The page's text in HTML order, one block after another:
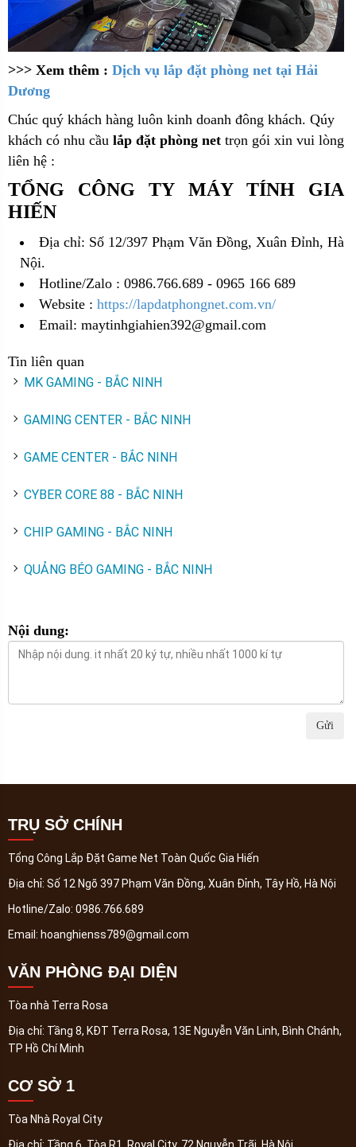
>>> Xem thêm : Dịch vụ lắp đặt phòng net tại Hải
Dương
Chúc quý khách hàng luôn kinh doanh đông khách. Qúy
khách có nhu cầu lắp đặt phòng net trọn gói xin vui lòng
liên hệ :
TỔNG CÔNG TY MÁY TÍNH GIA
HIẾN
Địa chỉ: Số 12/397 Phạm Văn Đồng, Xuân Đỉnh, Hà
Nội.
Hotline/Zalo : 0986.766.689 - 0965 166 689
Website : https://lapdatphongnet.com.vn/
Email: maytinhgiahien392@gmail.com
Tin liên quan
MK GAMING - BẮC NINH
GAMING CENTER - BẮC NINH
GAME CENTER - BẮC NINH
CYBER CORE 88 - BẮC NINH
CHIP GAMING - BẮC NINH
QUẢNG BÉO GAMING - BẮC NINH
Nội dung:
Gửi
TRỤ SỞ CHÍNH
Tổng Công Lắp Đặt Game Net Toàn Quốc Gia Hiến
Địa chỉ: Số 12 Ngõ 397 Phạm Văn Đồng, Xuân Đỉnh, Tây Hồ, Hà Nội
Hotline/Zalo: 0986.766.689
Email: hoanghienss789@gmail.com
VĂN PHÒNG ĐẠI DIỆN
Tòa nhà Terra Rosa
Địa chỉ: Tầng 8, KĐT Terra Rosa, 13E Nguyễn Văn Linh, Bình Chánh,
TP Hồ Chí Minh
CƠ SỞ 1
Tòa Nhà Royal City